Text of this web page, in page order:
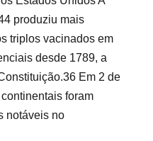
produziu mais
triplos vacinados em
desde 1789, a
Em 2 de
foram
notáveis ​​no